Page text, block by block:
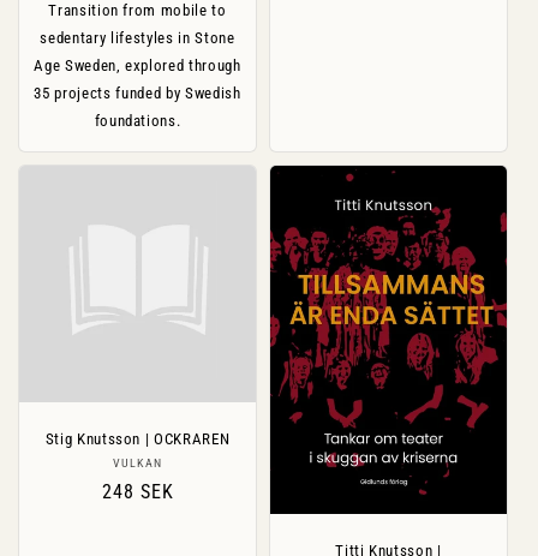
Transition from mobile to
sedentary lifestyles in Stone
Age Sweden, explored through
35 projects funded by Swedish
foundations.
Stig Knutsson | OCKRAREN
Säljare:
VULKAN
Ordinarie
248 SEK
Titti Knutsson |